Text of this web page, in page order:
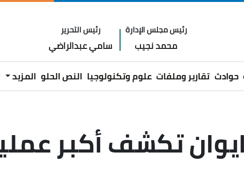
رئيس مجلس الإدارة
محمد نجيب
رئيس التحرير
سامي عبدالراضي
حوادث تقارير وملفات علوم وتكنولوجيا النص الحلو المزيد
تكشف أكبر